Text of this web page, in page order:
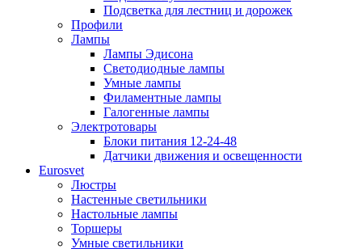
Подсветка для лестниц и дорожек
Профили
Лампы
Лампы Эдисона
Светодиодные лампы
Умные лампы
Филаментные лампы
Галогенные лампы
Электротовары
Блоки питания 12-24-48
Датчики движения и освещенности
Eurosvet
Люстры
Настенные светильники
Настольные лампы
Торшеры
Умные светильники